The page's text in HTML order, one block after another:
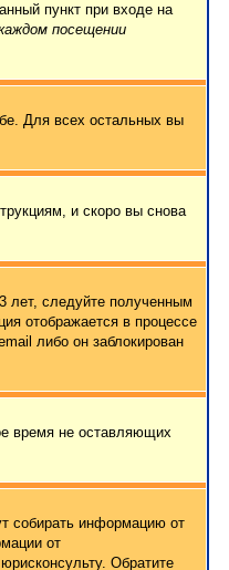
пункт при входе на
посещении
Для всех остальных вы
и скоро вы снова
лет, следуйте полученным
отображается в процессе
либо он заблокирован
время не оставляющих
собирать информацию от
от
Обратите